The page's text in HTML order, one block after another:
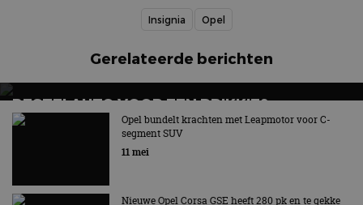
Insignia Opel
Gerelateerde berichten
BESTELAUTO VOOR EEN PRIKKIE?
STELLANTIS KOMT MET SMART COMPACT
Smart Compact Van wordt onder vier merken
Opel bundelt krachten met Leapmotor voor C-
segment SUV
11 mei
Nieuwe Opel Corsa GSE heeft 280 pk en te gekke